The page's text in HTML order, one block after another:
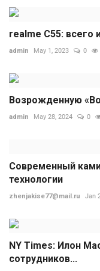
realme C55: всего
admin May 1, 2023 0
Возрожденную
admin May 28, 2024 0
Современный
технологии
zhenjakise77@mail.ru Jan
NY Times: Илон
сотрудников...